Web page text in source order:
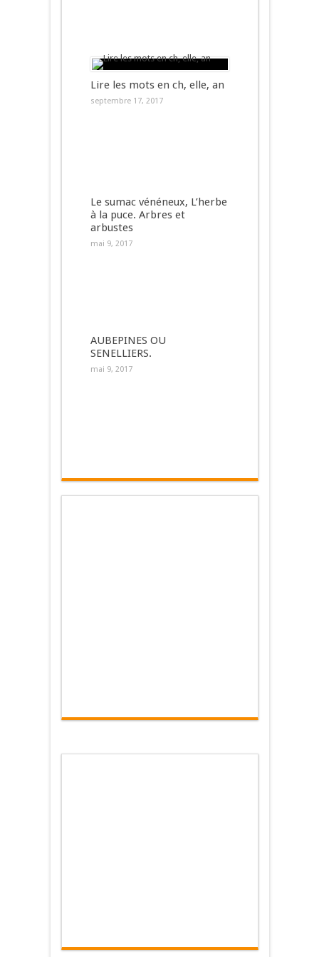
Lire les mots en ch, elle, an
septembre 17, 2017
Le sumac vénéneux, L’herbe
à la puce. Arbres et
arbustes
mai 9, 2017
AUBEPINES OU
SENELLIERS.
mai 9, 2017